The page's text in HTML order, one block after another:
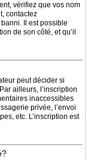
vérifiez que vos nom
contactez
Il est possible
de son côté, et qu’il
peut décider si
ailleurs, l’inscription
inaccessibles
privée, l’envoi
etc. L’inscription est